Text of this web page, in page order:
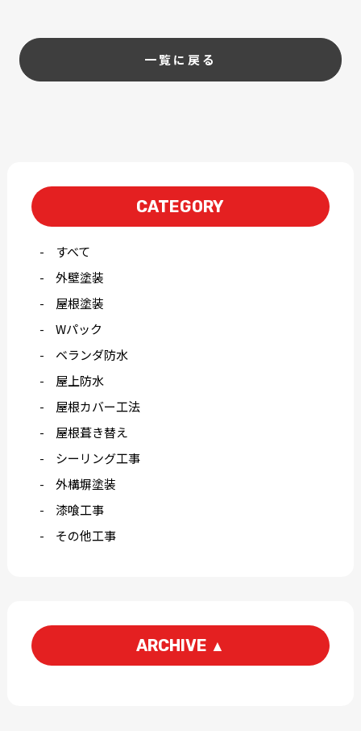
一覧に戻る
CATEGORY
すべて
外壁塗装
屋根塗装
Wパック
ベランダ防水
屋上防水
屋根カバー工法
屋根葺き替え
シーリング工事
外構塀塗装
漆喰工事
その他工事
ARCHIVE ▲